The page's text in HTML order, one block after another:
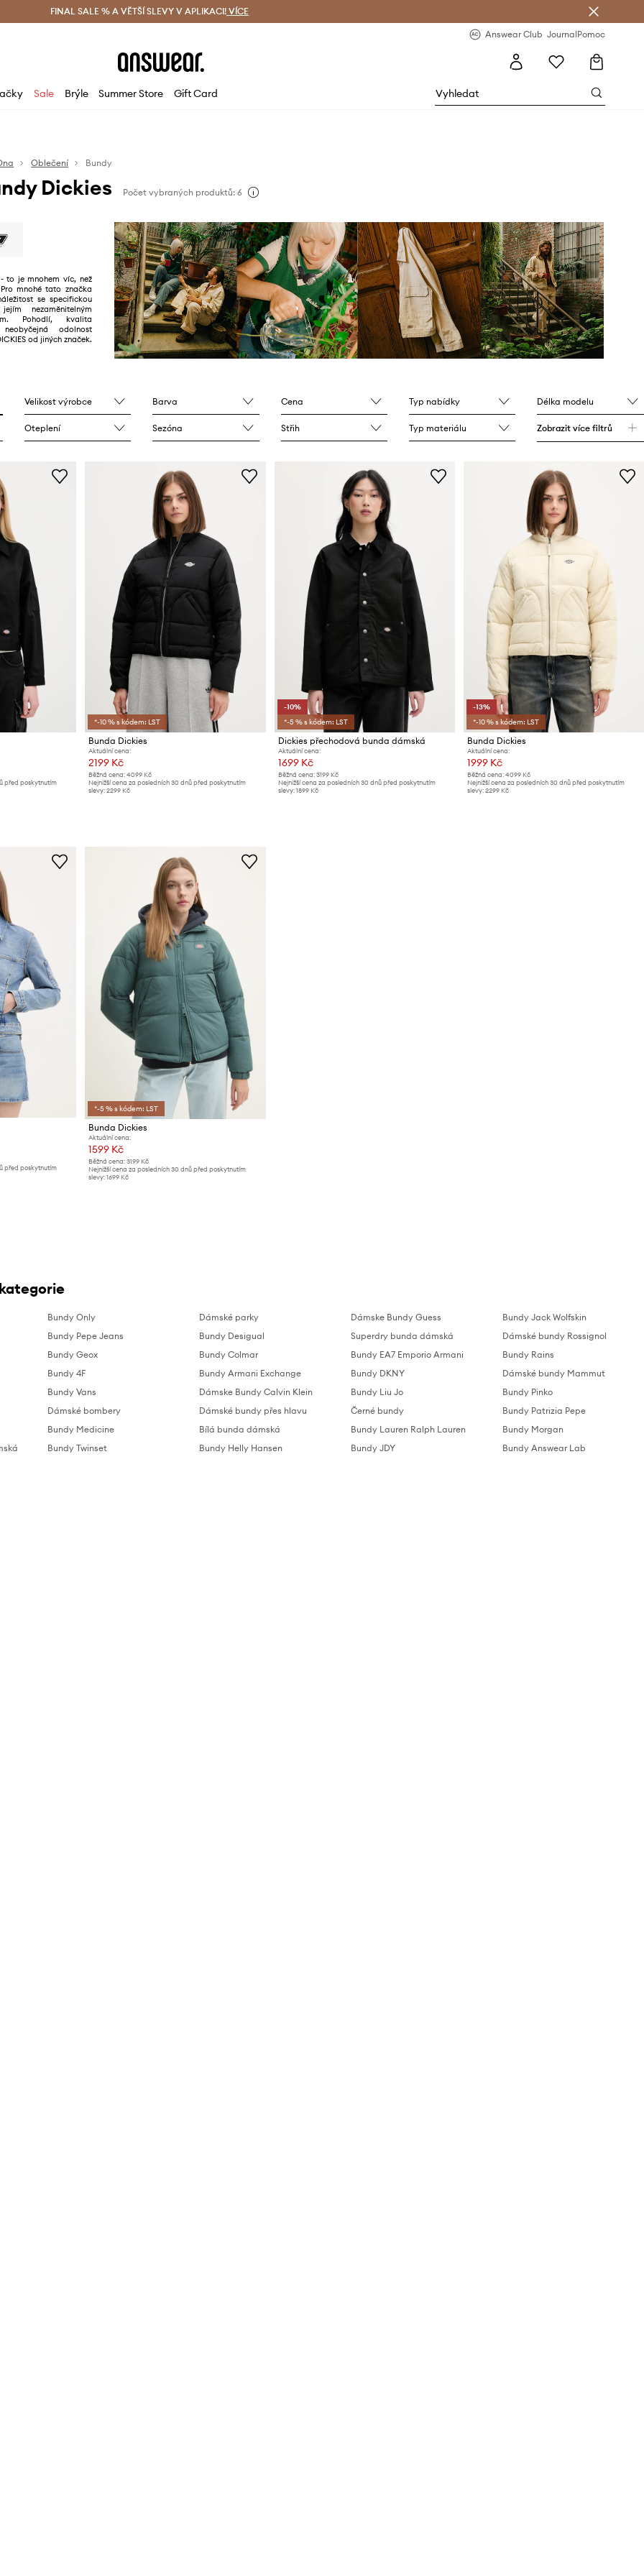
zdarma (od 1800 Kč) Doručení i do 24 h
FINAL SALE % A VĚTŠÍ SLEVY V APLIKACI! VÍCE
Answear Club JournalPomoc
Sale Brýle Summer Store Gift Card
Oblečení Bundy
Dickies Počet vybraných produktů: 6
- to je mnohem víc, než
mnohé tato značka
se specifickou
nezaměnitelným
Pohodlí, kvalita
odolnost
od jiných značek.
Velikost výrobce Barva Cena Typ nabídky Délka modelu
Oteplení Sezóna Střih Typ materiálu Zobrazit více filtrů
před poskytnutím
*-10 % s kódem: LST
Bunda Dickies
Aktuální cena:
2199 Kč
Běžná cena: 4099 Kč
Nejnižší cena za posledních 30 dnů před poskytnutím
slevy: 2299 Kč
-10%
*-5 % s kódem: LST
Dickies přechodová bunda dámská
Aktuální cena:
1699 Kč
Běžná cena: 3199 Kč
Nejnižší cena za posledních 30 dnů před poskytnutím
slevy: 1899 Kč
-13%
*-10 % s kódem: LST
Bunda Dickies
Aktuální cena:
1999 Kč
Běžná cena: 4099 Kč
Nejnižší cena za posledních 30 dnů před poskytnutím
slevy: 2299 Kč
před poskytnutím
*-5 % s kódem: LST
Bunda Dickies
Aktuální cena:
1599 Kč
Běžná cena: 3199 Kč
Nejnižší cena za posledních 30 dnů před poskytnutím
slevy: 1699 Kč
Bundy Only
Bundy Pepe Jeans
Bundy Geox
Bundy 4F
Bundy Vans
Dámské bombery
Bundy Medicine
Bundy Twinset
Dámské parky
Bundy Desigual
Bundy Colmar
Bundy Armani Exchange
Dámske Bundy Calvin Klein
Dámské bundy přes hlavu
Bílá bunda dámská
Bundy Helly Hansen
Dámske Bundy Guess
Superdry bunda dámská
Bundy EA7 Emporio Armani
Bundy DKNY
Bundy Liu Jo
Černé bundy
Bundy Lauren Ralph Lauren
Bundy JDY
Bundy Jack Wolfskin
Dámské bundy Rossignol
Bundy Rains
Dámské bundy Mammut
Bundy Pinko
Bundy Patrizia Pepe
Bundy Morgan
Bundy Answear Lab